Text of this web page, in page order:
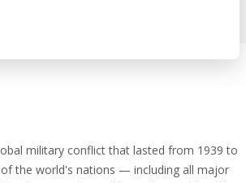
military conflict that lasted from 1939 to
the world's nations — including all major